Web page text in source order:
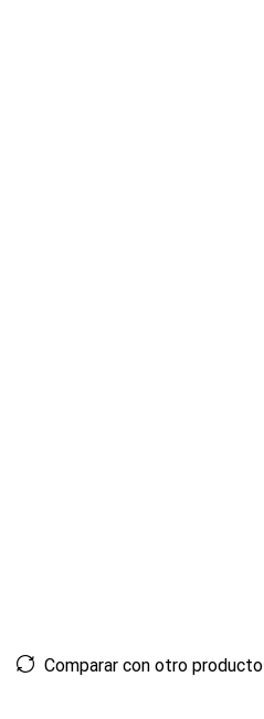
Comparar con otro producto